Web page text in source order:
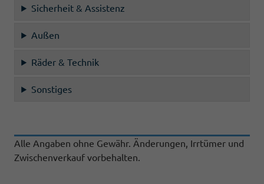
Sicherheit & Assistenz
Außen
Räder & Technik
Sonstiges
Alle Angaben ohne Gewähr. Änderungen, Irrtümer und
Zwischenverkauf vorbehalten.